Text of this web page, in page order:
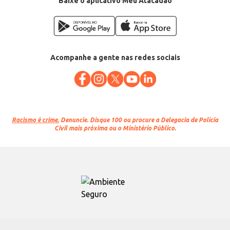
Acompanhe a gente nas redes sociais
Racismo é crime. Denuncie. Disque 100 ou procure a Delegacia de Polícia
Civil mais próxima ou o Ministério Público.